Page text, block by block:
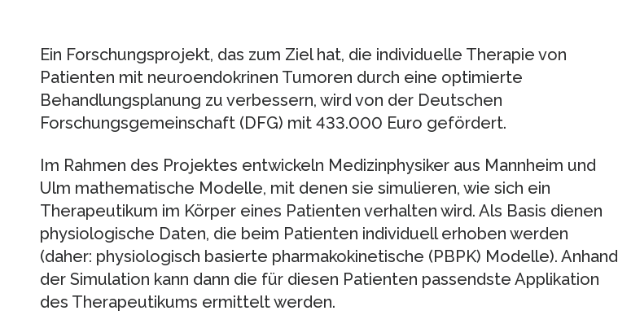
Ein Forschungsprojekt, das zum Ziel hat, die individuelle Therapie von
Patienten mit neuroendokrinen Tumoren durch eine optimierte
Behandlungsplanung zu verbessern, wird von der Deutschen
Forschungsgemeinschaft (DFG) mit 433.000 Euro gefördert.
Im Rahmen des Projektes entwickeln Medizinphysiker aus Mannheim und
Ulm mathematische Modelle, mit denen sie simulieren, wie sich ein
Therapeutikum im Körper eines Patienten verhalten wird. Als Basis dienen
physiologische Daten, die beim Patienten individuell erhoben werden
(daher: physiologisch basierte pharmakokinetische (PBPK) Modelle). Anhand
der Simulation kann dann die für diesen Patienten passendste Applikation
des Therapeutikums ermittelt werden.